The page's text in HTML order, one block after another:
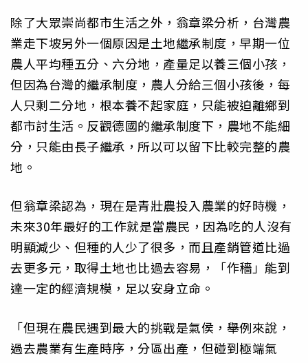
除了大眾崇尚都市生活之外，翁章梁分析，台灣農
業走下坡另外一個原因是土地繼承制度，早期一位
農人平均種五分、六分地，產量足以養三個小孩，
但因為台灣的繼承制度，農人分給三個小孩後，每
人只剩二分地，根本養不起家庭，只能被迫離鄉到
都市討生活。反觀德國的繼承制度下，農地不能細
分，只能由長子繼承，所以可以留下比較完整的農
地。
但翁章梁認為，現在是青壯農投入農業的好時機，
未來30年最好的工作就是當農民，因為吃的人沒有
明顯減少、但種的人少了很多，而且產銷管道比過
去更多元，取得土地也比過去容易，「作穡」能到
達一定的經濟規模，足以安身立命。
「但現在農民遇到最大的挑戰是氣侯，舉例來說，
過去農業有生產時序，分區出產，但碰到極端氣